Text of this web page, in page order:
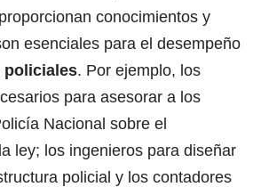
conocimientos y
esenciales para el desempeño
policiales. Por ejemplo, los
para asesorar a los
Nacional sobre el
ley; los ingenieros para diseñar
policial y los contadores